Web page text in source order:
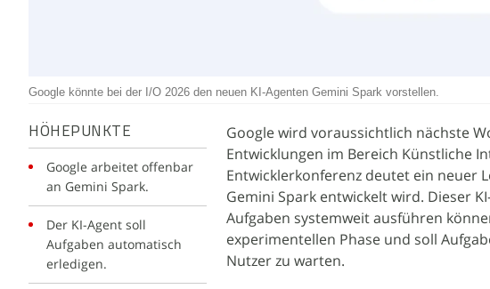
Google könnte bei der I/O 2026 den neuen KI-Agenten Gemini Spark vorstellen.
HÖHEPUNKTE
Google arbeitet offenbar
an Gemini Spark.
Der KI-Agent soll
Aufgaben automatisch
erledigen.
Google wird voraussichtlich nächste
Entwicklungen im Bereich Künstliche
Entwicklerkonferenz deutet ein neuer
Gemini Spark entwickelt wird. Dieser
Aufgaben systemweit ausführen
experimentellen Phase und soll
Nutzer zu warten.